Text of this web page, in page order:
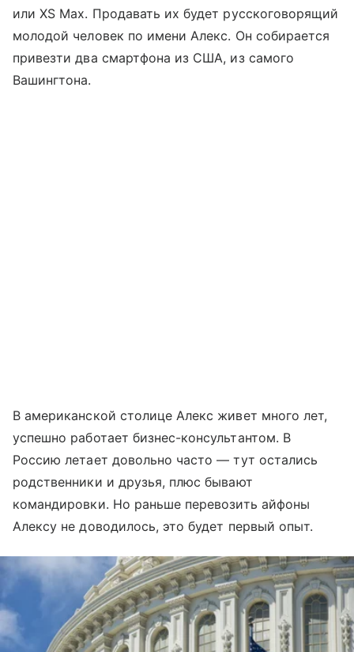
или XS Max. Продавать их будет русскоговорящий
молодой человек по имени Алекс. Он собирается
привезти два смартфона из США, из самого
Вашингтона.
В американской столице Алекс живет много лет,
успешно работает бизнес-консультантом. В
Россию летает довольно часто — тут остались
родственники и друзья, плюс бывают
командировки. Но раньше перевозить айфоны
Алексу не доводилось, это будет первый опыт.